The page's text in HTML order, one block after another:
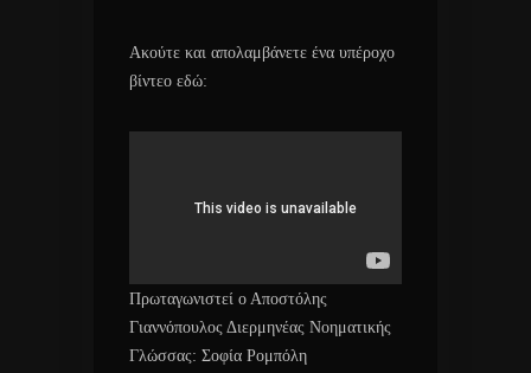
Ακούτε και απολαμβάνετε ένα υπέροχο
βίντεο εδώ:
Πρωταγωνιστεί ο Αποστόλης
Γιαννόπουλος Διερμηνέας Νοηματικής
Γλώσσας: Σοφία Ρομπόλη